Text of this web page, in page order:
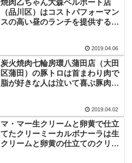
焼肉乙ちゃん大森ベルポート店
（品川区）はコストパフォーマン
スの高い昼のランチを提供する一
2019.04.06
炭火焼肉七輪房環八蒲田店（大田
区蒲田）の豚トロは首まわり肉で
脂が好きな人は泣いて喜ぶ豚肉の
2019.04.02
マ・マー生クリームと卵黄で仕立
てたクリーミーカルボナーラは生
クリームと卵黄の仕立てのクリー